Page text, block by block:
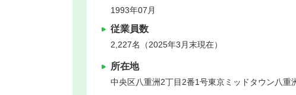
1993年07月
従業員数
2,227名（2025年3月末現在）
所在地
中央区八重洲2丁目2番1号東京ミッドタウン八